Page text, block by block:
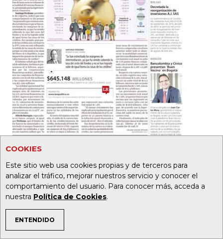
COOKIES
Este sitio web usa cookies propias y de terceros para
analizar el tráfico, mejorar nuestros servicio y conocer el
comportamiento del usuario. Para conocer más, acceda a
nuestra Política de Cookies.
ENTENDIDO
TEMAS DE INTERÉS
19 32